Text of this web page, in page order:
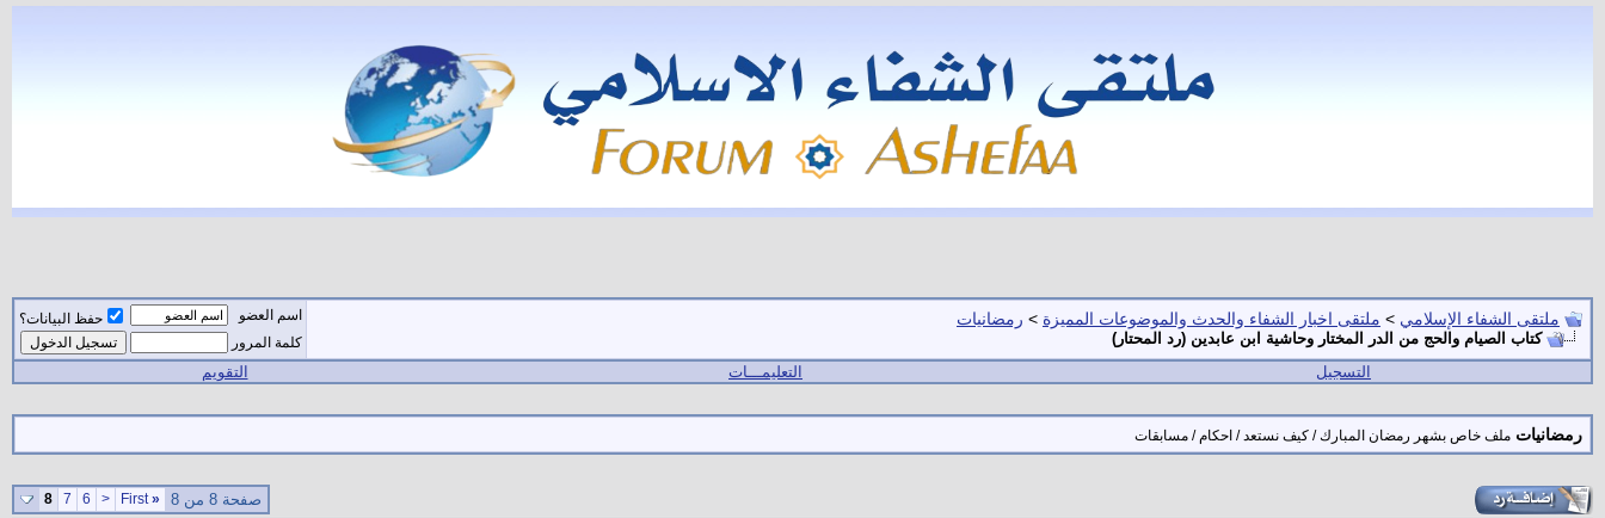
ملتقى الشفاء الإسلامي > ملتقى اخبار الشفاء والحدث والموضوعات المميزة > رمضانيات
كتاب الصيام والحج من الدر المختار وحاشية ابن عابدين (رد المحتار)
اسم العضو
حفظ البيانات؟
كلمة المرور
التسجيل التعليمـــات التقويم
رمضانيات ملف خاص بشهر رمضان المبارك / كيف نستعد / احكام / مسابقات
صفحة 8 من 8 «
First
<
6
7
8